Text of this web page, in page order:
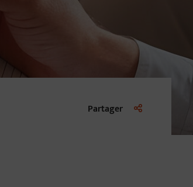
Partager Liste des liens